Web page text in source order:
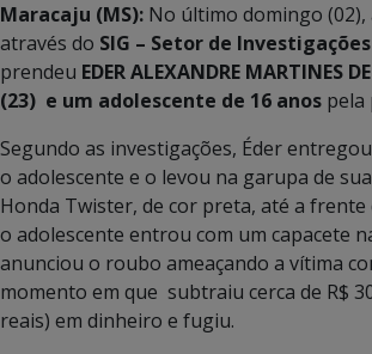
Maracaju (MS): No último domingo (02),
através do SIG – Setor de
prendeu EDER ALEXANDRE MARTINES
(23) e um adolescente de 16 anos pela
Segundo as investigações, Éder
o adolescente e o levou na garupa de
Honda Twister, de cor preta, até a frente
o adolescente entrou com um capacete
anunciou o roubo ameaçando a vítima
momento em que subtraiu cerca de R$
reais) em dinheiro e fugiu.